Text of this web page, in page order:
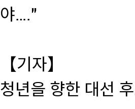
야…."
【기자】
청년을 향한 대선